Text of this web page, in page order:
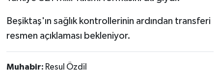
Beşiktaş'ın sağlık kontrollerinin ardından transferi
resmen açıklaması bekleniyor.
Muhabir: Resul Özdil